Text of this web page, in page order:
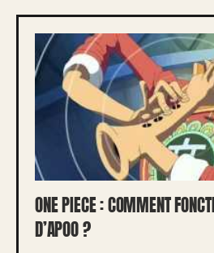
ONE PIECE : COMMENT
D’APOO ?